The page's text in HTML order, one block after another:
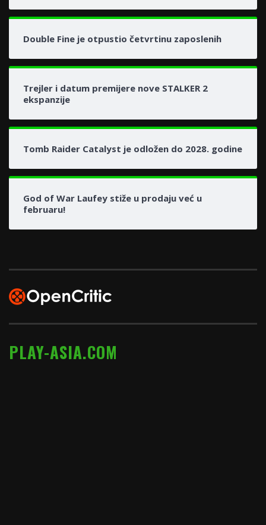
Double Fine je otpustio četvrtinu zaposlenih
Trejler i datum premijere nove STALKER 2
ekspanzije
Tomb Raider Catalyst je odložen do 2028. godine
God of War Laufey stiže u prodaju već u
februaru!
PLAY-ASIA.COM